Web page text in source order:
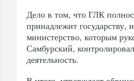
Дело в том, что ГЛК
принадлежит государству,
министерство, которым
Самбурский,
деятельность.